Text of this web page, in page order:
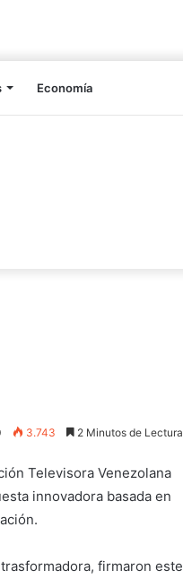
Economía
3.743 2 Minutos de Lectura
Televisora Venezolana
innovadora basada en
firmaron este